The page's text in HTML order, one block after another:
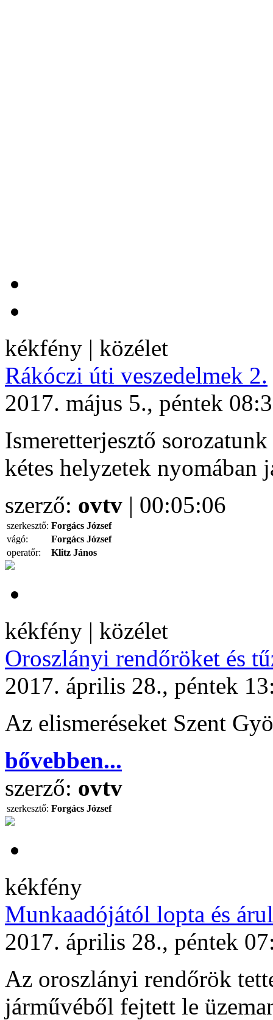
kékfény | közélet
Rákóczi úti veszedelmek 2.
2017. május 5., péntek
Ismeretterjesztő
kétes helyzetek nyomában
szerző: ovtv | 00:05:06
szerkesztő: Forgács József
vágó:
Forgács József
operatőr:
Klitz János
kékfény | közélet
Oroszlányi rendőröket és
2017. április 28., péntek
Az elismeréseket Szent
bővebben...
szerző: ovtv
szerkesztő: Forgács József
kékfény
Munkaadójától lopta és
2017. április 28., péntek
Az oroszlányi rendőrök
járművéből fejtett le